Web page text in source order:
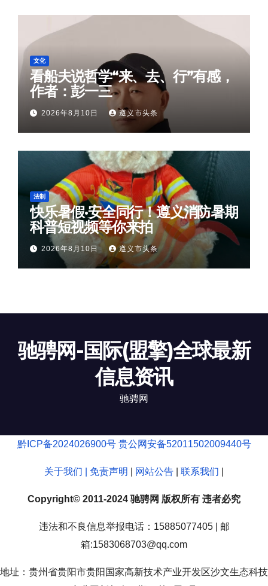
文化
看船夫说哲学“来、去、行”有感，
作者：彭一三
2026年8月10日 遵义市头条
法制
快乐暑假·安全同行！遵义消防暑期
科普短视频等你来拍
2026年8月10日 遵义市头条
驰骋网-国际(盟擎)全球最新
信息资讯
驰骋网
黔ICP备2024026900号 贵公网安备52011502009440号
关于我们 | 免责声明 网站公告 联系我们
Copyright© 2011-2024 驰骋网 版权所有 违者必究
违法和不良信息举报电话：15885077405 | 邮
箱:1583068703@qq.com
地址：贵州省贵阳市贵阳国家高新技术产业开发区沙文生态科技